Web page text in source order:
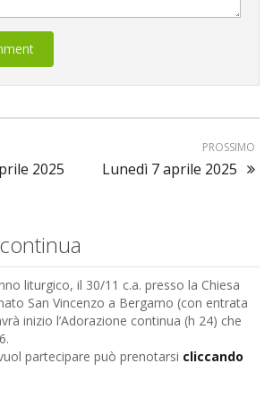
2025
PROSSIMO
Lunedì 7 aprile 2025
liturgico, il 30/11 c.a. presso la Chiesa
San Vincenzo a Bergamo (con entrata
inizio l’Adorazione continua (h 24) che
partecipare può prenotarsi cliccando